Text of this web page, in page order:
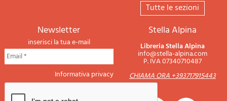
tutte le sezioni
newsletter
inserisci la tua e-mail
Informativa privacy
Stella Alpina
Libreria Stella Alpina
info@stella-alpina.com
P. IVA 07340710487
CHIAMA ORA +393717915443